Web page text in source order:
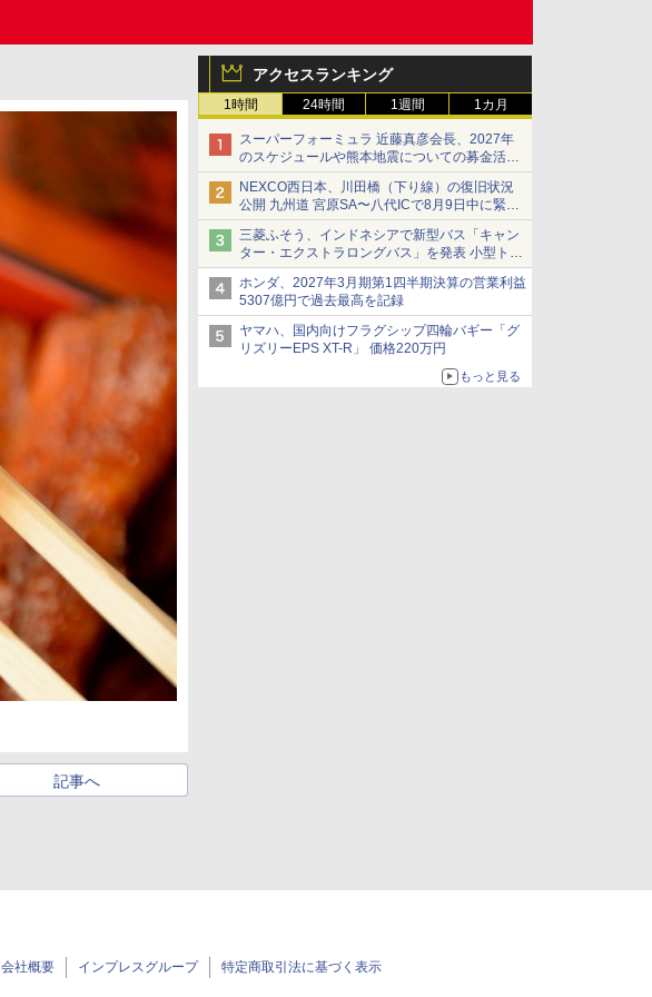
アクセスランキング
1時間 24時間 1週間 1カ月
スーパーフォーミュラ 近藤真彦会長、2027年
のスケジュールや熊本地震についての募金活動
を紹介
NEXCO西日本、川田橋（下り線）の復旧状況
公開 九州道 宮原SA〜八代ICで8月9日中に緊急
車両を通行可能に
三菱ふそう、インドネシアで新型バス「キャン
ター・エクストラロングバス」を発表 小型トラ
ックベースの観光・旅客輸送向けバス
ホンダ、2027年3月期第1四半期決算の営業利益
5307億円で過去最高を記録
ヤマハ、国内向けフラグシップ四輪バギー「グ
リズリーEPS XT-R」 価格220万円
もっと見る
記事へ
会社概要 インプレスグループ 特定商取引法に基づく表示